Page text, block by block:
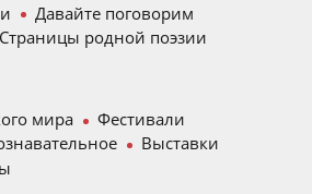
Давайте поговорим
Страницы родной поэзии
мира
Фестивали
Выставки